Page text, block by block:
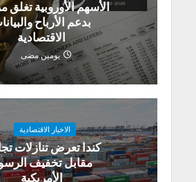
الأسهم الأوروبية تغلق
بدعم الأرباح
الاقتصادية
يومين مضى
الاخبار الاقتصادية
كندا تعرض تنازلات
مقابل تخفيف
الأمريكية